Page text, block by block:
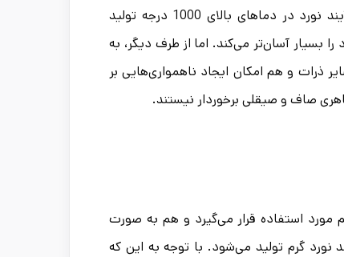
همان طور که از نام آن‌ها هم می‌توان فهمید، این ورق‌ها با استفاده از فرآیند نورد در دماهای بالای 1000 درجه تولید
بسیار آسان‌تر می‌کند. اما از طرف دیگر، به
ذرات و هم امکان ایجاد ناهمواری‌هایی بر
صاف و صیقلی برخوردار نیستند.
مورد استفاده قرار می‌گیرد و هم به صورت
نورد گرم تولید می‌شود. با توجه به این که